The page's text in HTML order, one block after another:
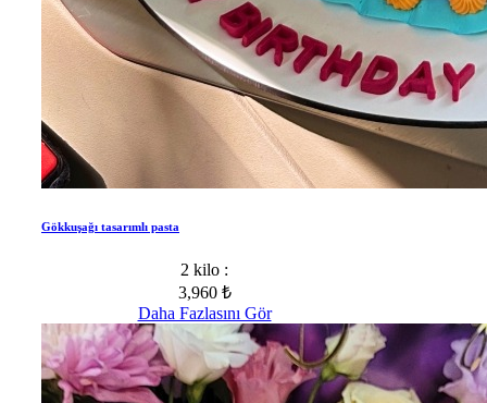
Gökkuşağı tasarımlı pasta
2 kilo :
3,960 ₺
Daha Fazlasını Gör